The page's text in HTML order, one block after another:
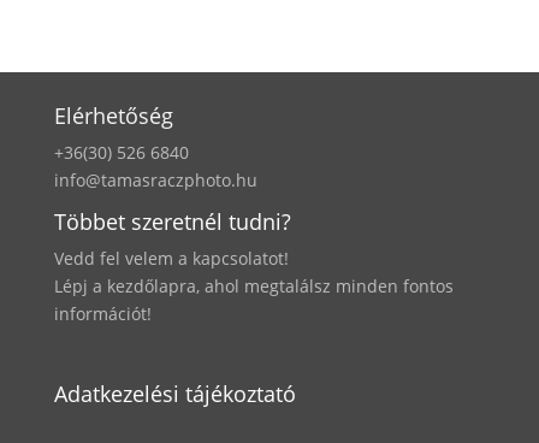
Elérhetőség
+36(30) 526 6840
info@tamasraczphoto.hu
Többet szeretnél tudni?
Vedd fel velem a kapcsolatot!
Lépj a kezdőlapra, ahol megtalálsz minden fontos
információt!
Adatkezelési tájékoztató